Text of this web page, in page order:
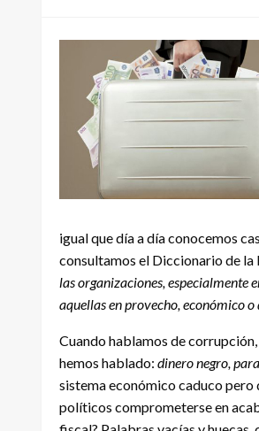
igual que día a día conocemos
consultamos el Diccionario de la
las organizaciones, especialmente
aquellas en provecho, económico o
Cuando hablamos de
hemos hablado: dinero negro,
sistema económico caduco pero
políticos comprometerse en